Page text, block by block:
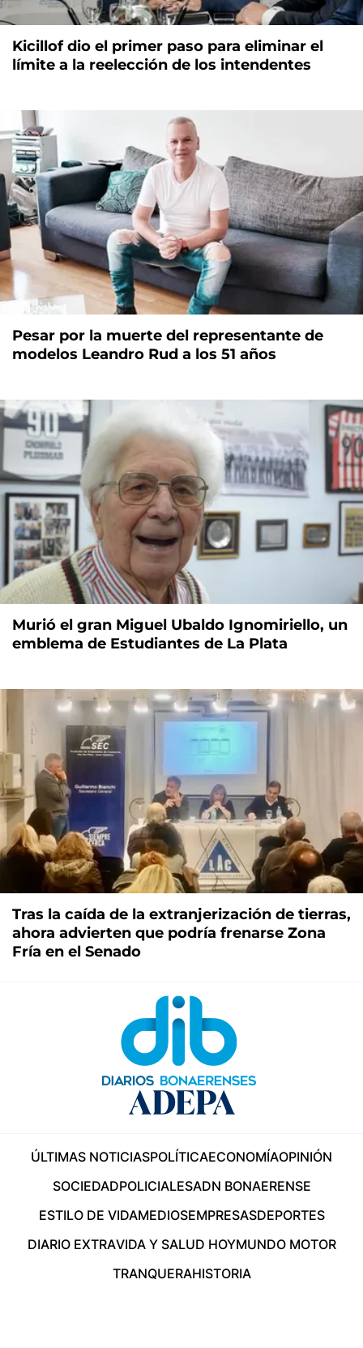
Kicillof dio el primer paso para eliminar el
límite a la reelección de los intendentes
Pesar por la muerte del representante de
modelos Leandro Rud a los 51 años
Murió el gran Miguel Ubaldo Ignomiriello, un
emblema de Estudiantes de La Plata
Tras la caída de la extranjerización de tierras,
ahora advierten que podría frenarse Zona
Fría en el Senado
ÚLTIMAS NOTICIASPOLÍTICAECONOMÍAOPINIÓN
SOCIEDADPOLICIALESADN BONAERENSE
ESTILO DE VIDAMEDIOSEMPRESASDEPORTES
DIARIO EXTRAVIDA Y SALUD HOYMUNDO MOTOR
TRANQUERAHISTORIA